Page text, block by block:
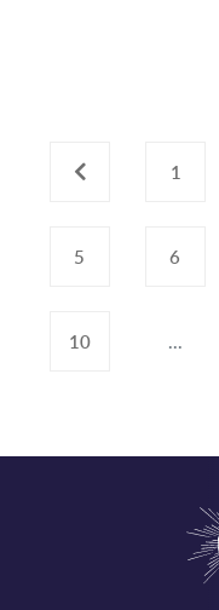
‹ 1
5 6
10 ...